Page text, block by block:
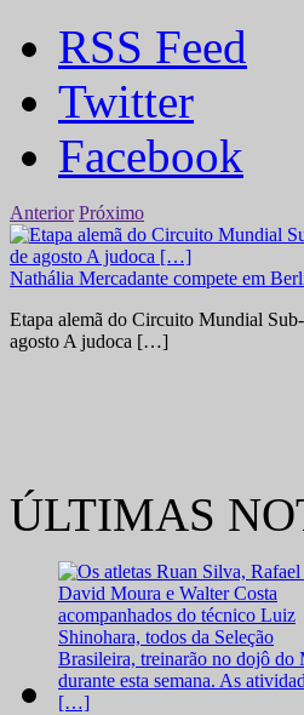
RSS Feed
Twitter
Facebook
Anterior Próximo
Nathália Mercadante compete em
Etapa alemã do Circuito Mundial
agosto A judoca […]
ÚLTIMAS